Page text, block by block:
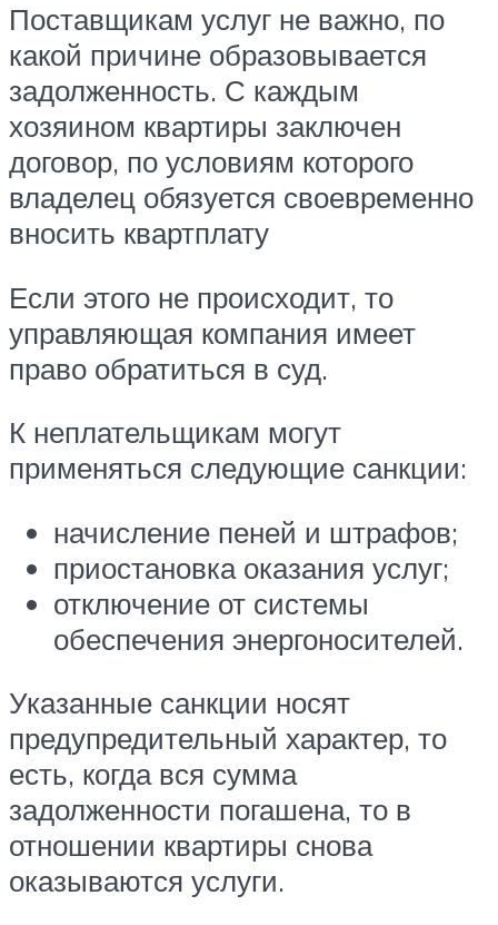
Поставщикам услуг не важно, по
какой причине образовывается
задолженность. С каждым
хозяином квартиры заключен
договор, по условиям которого
владелец обязуется своевременно
вносить квартплату
Если этого не происходит, то
управляющая компания имеет
право обратиться в суд.
К неплательщикам могут
применяться следующие санкции:
начисление пеней и штрафов;
приостановка оказания услуг;
отключение от системы
обеспечения энергоносителей.
Указанные санкции носят
предупредительный характер, то
есть, когда вся сумма
задолженности погашена, то в
отношении квартиры снова
оказываются услуги.